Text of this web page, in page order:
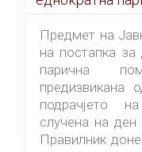
штетата предизвикана од природната
непогода на
Центар-Скопје случена на ден 21.07.2026
година
Предмет на
на постапка
парична
предизвикана
подрачјето
случена на ден
Правилник